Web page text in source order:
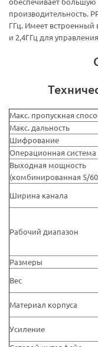
производительность.
ГГц. Имеет
и 2,4ГГц для
Макс. пропускная
Макс. дальность
Шифрование
Операционная система
Выходная мощность
(комбинированная 5/
Ширина канала
Рабочий диапазон
Размеры
Вес
Материал корпуса
Усиление